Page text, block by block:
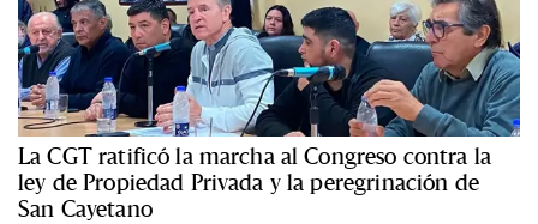
La CGT ratificó la marcha al Congreso contra la
ley de Propiedad Privada y la peregrinación de
San Cayetano